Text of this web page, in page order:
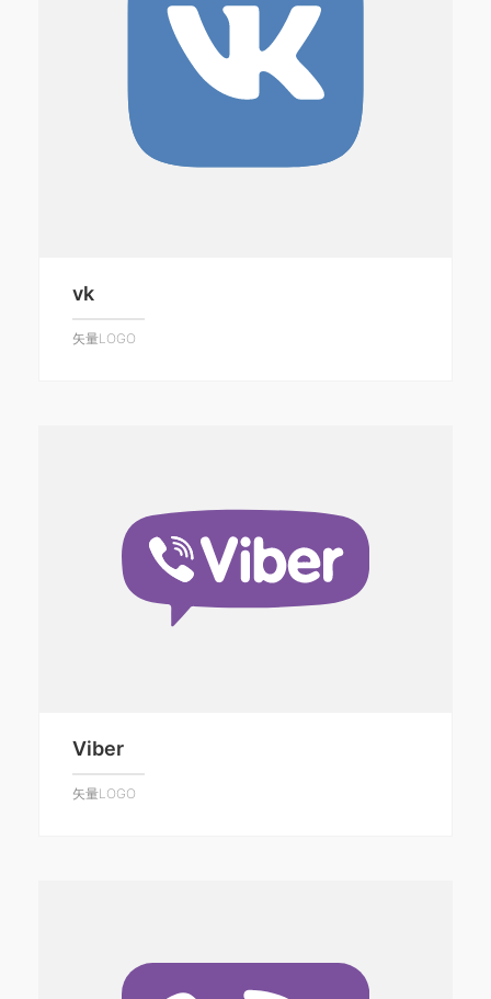
vk
矢量LOGO
Viber
矢量LOGO